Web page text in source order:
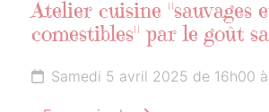
Atelier cuisine "sauvages
comestibles" par le goût
Samedi 5 avril 2025 de 16h00